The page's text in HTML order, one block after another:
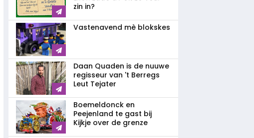
zin in?
Vastenavend mè blokskes
Daan Quaden is de nuuwe
regisseur van 't Berregs
Leut Tejater
Boemeldonck en
Peejenland te gast bij
Kijkje over de grenze